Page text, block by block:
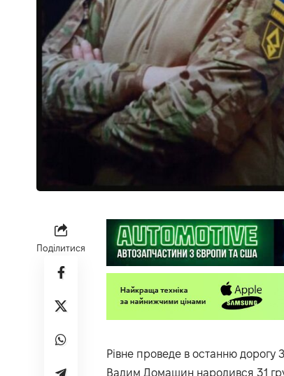
Поділитися
Рівне проведе в останню дорогу
Вадим Домашин народився 31